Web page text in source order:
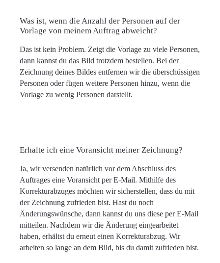
Was ist, wenn die Anzahl der Personen auf der
Vorlage von meinem Auftrag abweicht?
Das ist kein Problem. Zeigt die Vorlage zu viele Personen,
dann kannst du das Bild trotzdem bestellen. Bei der
Zeichnung deines Bildes entfernen wir die überschüssigen
Personen oder fügen weitere Personen hinzu, wenn die
Vorlage zu wenig Personen darstellt.
Erhalte ich eine Voransicht meiner Zeichnung?
Ja, wir versenden natürlich vor dem Abschluss des
Auftrages eine Voransicht per E-Mail. Mithilfe des
Korrekturabzuges möchten wir sicherstellen, dass du mit
der Zeichnung zufrieden bist. Hast du noch
Änderungswünsche, dann kannst du uns diese per E-Mail
mitteilen. Nachdem wir die Änderung eingearbeitet
haben, erhältst du erneut einen Korrekturabzug. Wir
arbeiten so lange an dem Bild, bis du damit zufrieden bist.